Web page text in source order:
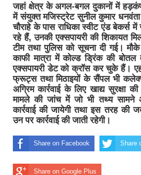
जहां क्षेत्र के अगल-बगल दुकानों में
में संयुक्त मजिस्ट्रेट सुनील कुमार धनवंता
चौराहे के पास राधिका स्वीट एंड बेकर्स में
रहे हैं, उनकी एक्सपायरी की शिकायत
टीम तथा पुलिस को सूचना दी गई।
काफी मात्रा में कोल्ड ड्रिंक की बोतल
एक्सपायरी डेट को क्रॉस कर चुके हैं।
फ्रूट्स तथा मिठाइयों के सैंपल भी
अग्रिम कार्रवाई के लिए खाद्य सुरक्षा
मामले की जांच में जो भी तथ्य सामने
कार्रवाई की जायेगी तथा इस तरह की
उन पर कार्रवाई की जाती रहेगी।
Share on Facebook Share
Share on Google Plus